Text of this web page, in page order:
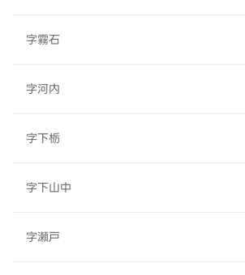
字霧石
字河内
字下栃
字下山中
字瀬戸